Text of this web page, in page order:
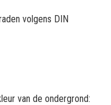
volgens DIN
van de ondergrond: